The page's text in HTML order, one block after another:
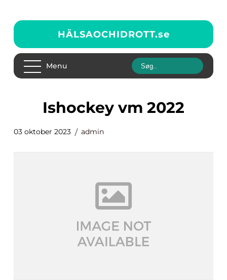
HÄLSAOCHIDROTT.se
Menu
ishockey vm 2022
03 oktober 2023 admin